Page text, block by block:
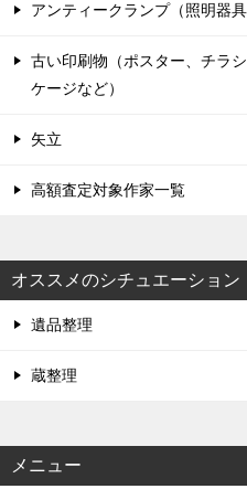
アンティークランプ（照明器具
古い印刷物（ポスター、チラ
ケージなど）
矢立
高額査定対象作家一覧
オススメのシチュエーション
遺品整理
蔵整理
メニュー